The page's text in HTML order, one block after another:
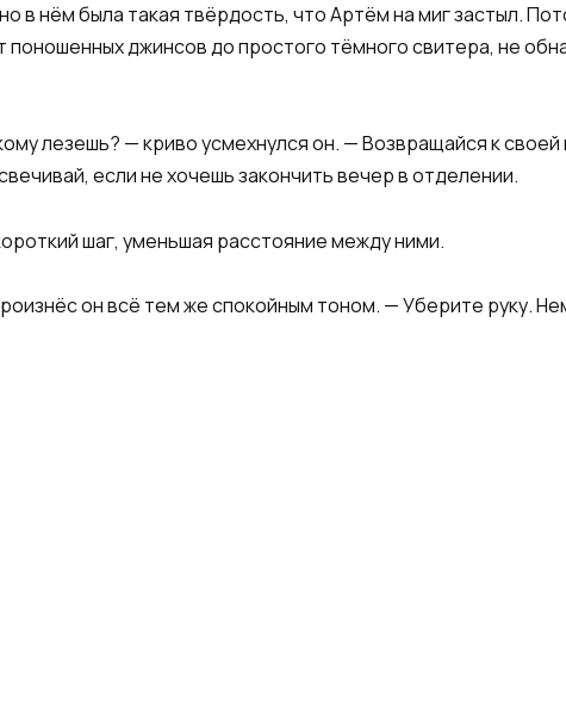
в нём была такая твёрдость, что Артём на миг застыл.
джинсов до простого тёмного свитера, не
лезешь? — криво усмехнулся он. — Возвращайся к
если не хочешь закончить вечер в отделении.
шаг, уменьшая расстояние между ними.
он всё тем же спокойным тоном. — Уберите руку.